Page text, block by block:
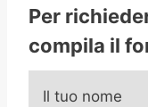
Per
compila il
Il tuo nome